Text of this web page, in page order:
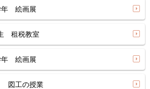
年 絵画展
租税教室
年 絵画展
図工の授業